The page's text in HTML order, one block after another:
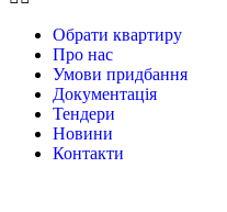
Обрати квартиру
Про нас
Умови придбання
Документація
Тендери
Новини
Контакти